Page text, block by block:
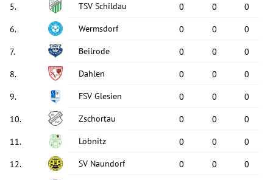
5. TSV Schildau 0 0 0
6. Wermsdorf 0 0 0
7. Beilrode 0 0 0
8. Dahlen 0 0 0
9. FSV Glesien 0 0 0
10. Zschortau 0 0 0
11. Löbnitz 0 0 0
12. SV Naundorf 0 0 0